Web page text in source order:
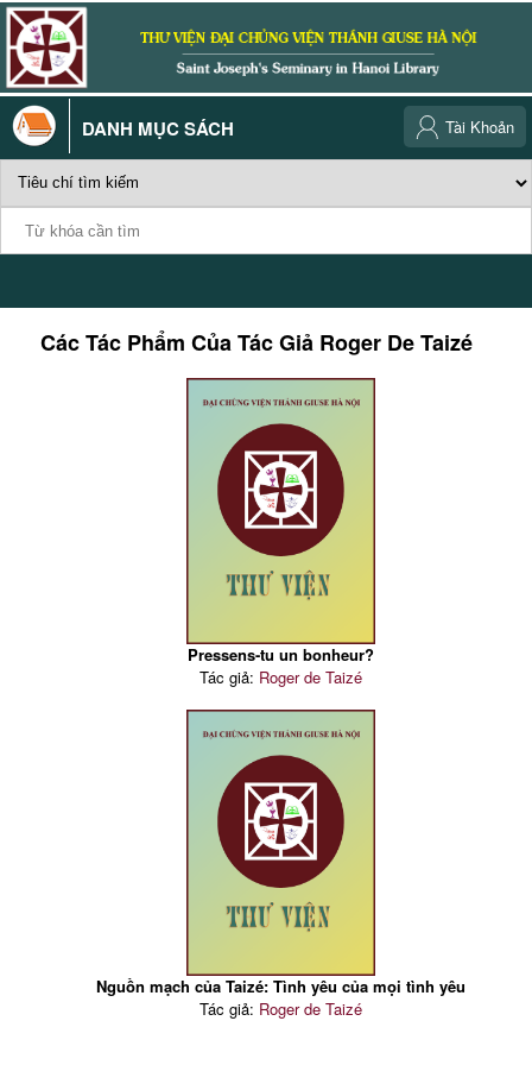
DANH MỤC SÁCH Tài Khoản
Các Tác Phẩm Của Tác Giả Roger De Taizé
Pressens-tu un bonheur?
Tác giả: Roger de Taizé
Nguồn mạch của Taizé: Tình yêu của mọi tình yêu
Tác giả: Roger de Taizé